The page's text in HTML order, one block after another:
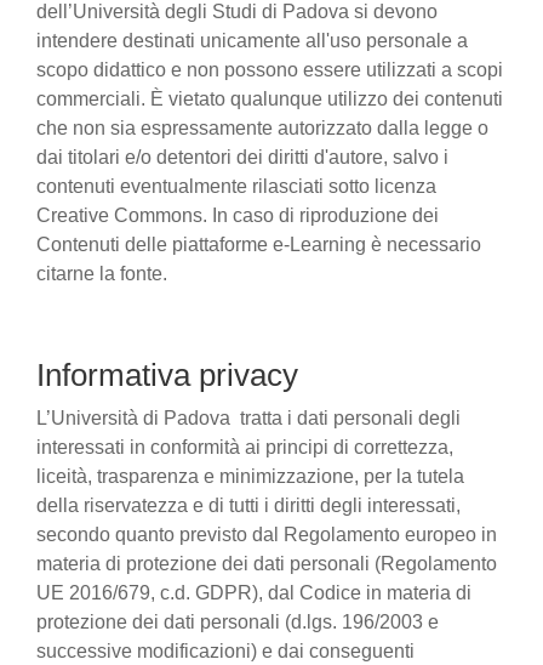
dell’Università degli Studi di Padova si devono
intendere destinati unicamente all'uso personale a
scopo didattico e non possono essere utilizzati a scopi
commerciali. È vietato qualunque utilizzo dei contenuti
che non sia espressamente autorizzato dalla legge o
dai titolari e/o detentori dei diritti d'autore, salvo i
contenuti eventualmente rilasciati sotto licenza
Creative Commons. In caso di riproduzione dei
Contenuti delle piattaforme e-Learning è necessario
citarne la fonte.
Informativa privacy
L’Università di Padova tratta i dati personali degli
interessati in conformità ai principi di correttezza,
liceità, trasparenza e minimizzazione, per la tutela
della riservatezza e di tutti i diritti degli interessati,
secondo quanto previsto dal Regolamento europeo in
materia di protezione dei dati personali (Regolamento
UE 2016/679, c.d. GDPR), dal Codice in materia di
protezione dei dati personali (d.lgs. 196/2003 e
successive modificazioni) e dai conseguenti